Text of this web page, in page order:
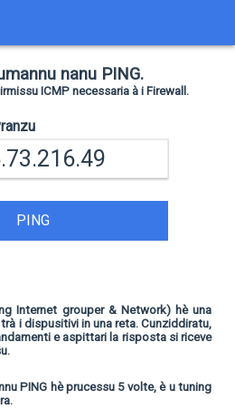
nanu PING.
ICMP necessaria à i Firewall.
PING
Internet grouper & Network) hè una
i dispusitivi in ​​una reta. Cunziddiratu,
e aspittari la risposta si riceve
PING hè prucessu 5 volte, è u tuning